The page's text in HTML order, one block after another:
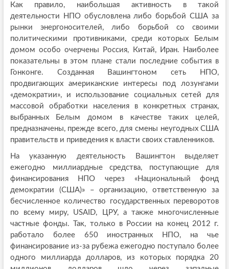
Как правило, наибольшая активность в такой
деятельности НПО обусловлена либо борьбой США за
рынки энергоносителей, либо борьбой со своими
политическими противниками, среди которых Белым
домом особо очерчены Россия, Китай, Иран. Наиболее
показательны в этом плане стали последние события в
Гонконге. Созданная Вашингтоном сеть НПО,
продвигающих американские интересы под лозунгами
«демократии», и использование социальных сетей для
массовой обработки населения в конкретных странах,
выбранных Белым домом в качестве таких целей,
предназначены, прежде всего, для смены неугодных США
правительств и приведения к власти своих ставленников.
На указанную деятельность Вашингтон выделяет
ежегодно миллиардные средства, поступающие для
финансирования НПО через «Национальный фонд
демократии (США)» – организацию, ответственную за
бесчисленное количество государственных переворотов
по всему миру, USAID, ЦРУ, а также многочисленные
частные фонды. Так, только в России на конец 2012 г.
работало более 650 иностранных НПО, на чье
финансирование из-за рубежа ежегодно поступало более
одного миллиарда долларов, из которых порядка 20